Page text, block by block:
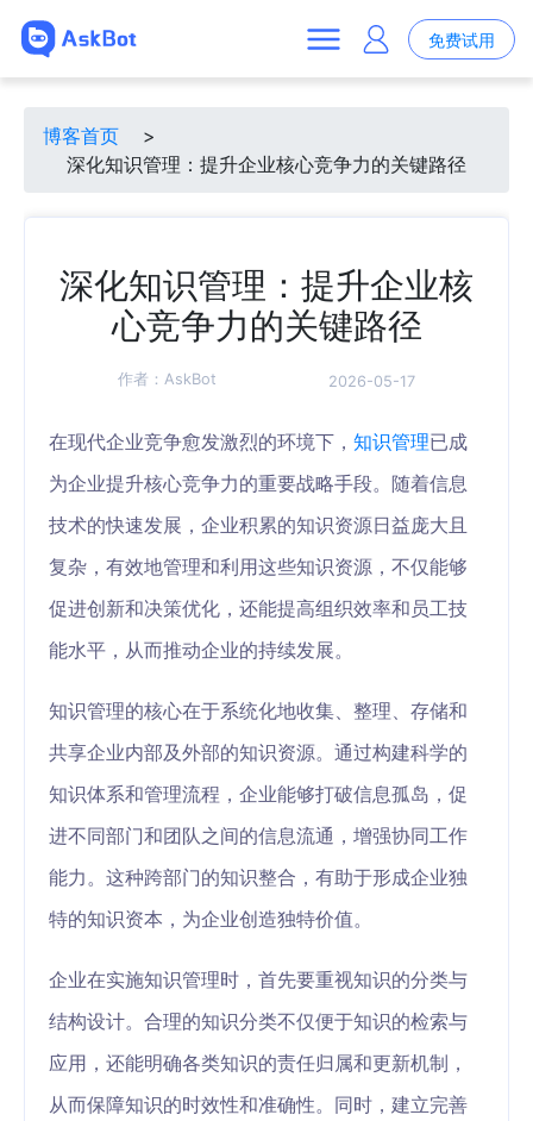
免费试用
博客首页
>
深化知识管理：提升企业核心竞争力的关键路径
深化知识管理：提升企业核
心竞争力的关键路径
作者： AskBot 2026-05-17
在现代企业竞争愈发激烈的环境下， 知识管理已成
为企业提升核心竞争力的重要战略手段。随着信息
技术的快速发展，企业积累的知识资源日益庞大且
复杂，有效地管理和利用这些知识资源，不仅能够
促进创新和决策优化，还能提高组织效率和员工技
能水平，从而推动企业的持续发展。
知识管理的核心在于系统化地收集、整理、存储和
共享企业内部及外部的知识资源。通过构建科学的
知识体系和管理流程，企业能够打破信息孤岛，促
进不同部门和团队之间的信息流通，增强协同工作
能力。这种跨部门的知识整合，有助于形成企业独
特的知识资本，为企业创造独特价值。
企业在实施知识管理时，首先要重视知识的分类与
结构设计。合理的知识分类不仅便于知识的检索与
应用，还能明确各类知识的责任归属和更新机制，
从而保障知识的时效性和准确性。同时，建立完善